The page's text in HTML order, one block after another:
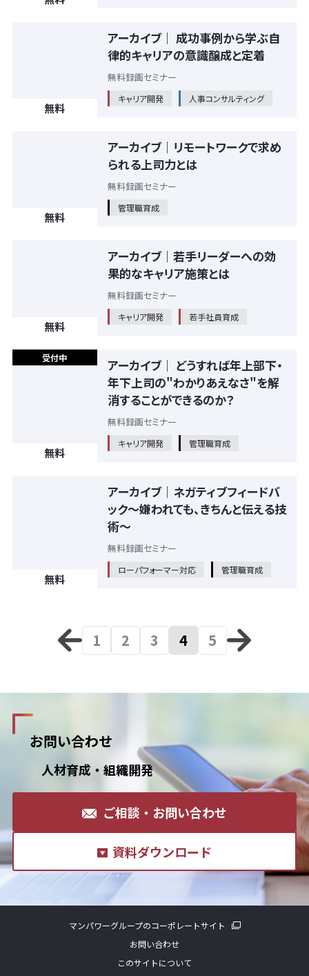
無料
アーカイブ｜ 成功事例から学ぶ自
律的キャリアの意識醸成と定着
無料録画セミナー
キャリア開発 人事コンサルティング
無料
アーカイブ｜リモートワークで求め
られる上司力とは
無料録画セミナー
管理職育成
無料
アーカイブ｜若手リーダーへの効
果的なキャリア施策とは
無料録画セミナー
キャリア開発 若手社員育成
受付中
無料
アーカイブ｜ どうすれば年上部下・
年下上司の"わかりあえなさ"を解
消することができるのか？
無料録画セミナー
キャリア開発 管理職育成
無料
アーカイブ｜ネガティブフィードバ
ック～嫌われても、きちんと伝える技
術～
無料録画セミナー
ローパフォーマー対応 管理職育成
1 2 3 4 5
お問い合わせ
人材育成・組織開発
ご相談・お問い合わせ
資料ダウンロード
マンパワーグループのコーポレートサイト
お問い合わせ
このサイトについて